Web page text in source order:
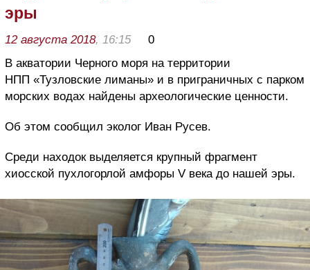
эры
12 августа 2018, 16:15
0
В акватории Черного моря на территории
НПП «Тузловские лиманы» и в приграничных с парком
морских водах найдены археологические ценности.
Об этом сообщил эколог Иван Русев.
Среди находок выделяется крупный фрагмент
хиосской пухлогорлой амфоры V века до нашей эры.